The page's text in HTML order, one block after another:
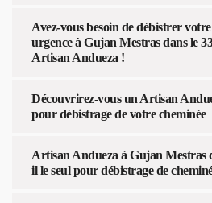
Avez-vous besoin de débistrer
urgence à Gujan Mestras dans le
Artisan Andueza !
Découvrirez-vous un Artisan
pour débistrage de votre cheminée
Artisan Andueza à Gujan Mestras
il le seul pour débistrage de